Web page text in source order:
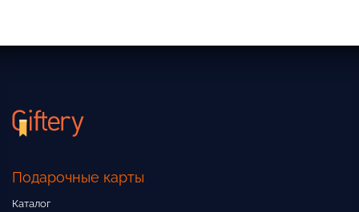
Подарочные карты
Каталог